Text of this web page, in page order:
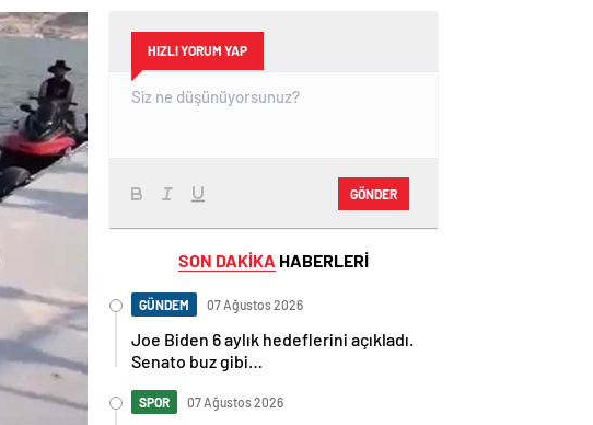
HIZLI YORUM YAP
GÖNDER
SON DAKİKA HABERLERİ
GÜNDEM 07 Ağustos 2026
Joe Biden 6 aylık hedeflerini açıkladı.
Senato buz gibi…
SPOR 07 Ağustos 2026